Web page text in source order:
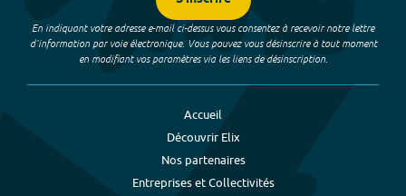
En indiquant votre adresse e-mail ci-dessus vous consentez à recevoir notre lettre
d’information par voie électronique. Vous pouvez vous désinscrire à tout moment
en modifiant vos paramètres via les liens de désinscription.
Accueil
Découvrir Elix
Nos partenaires
Entreprises et Collectivités